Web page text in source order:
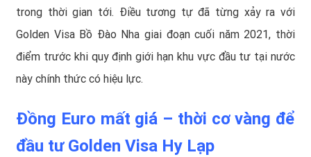
trong thời gian tới. Điều tương tự đã từng xảy ra với
Golden Visa Bồ Đào Nha giai đoạn cuối năm 2021, thời
điểm trước khi quy định giới hạn khu vực đầu tư tại nước
này chính thức có hiệu lực.
Đồng Euro mất giá – thời cơ vàng để
đầu tư Golden Visa Hy Lạp